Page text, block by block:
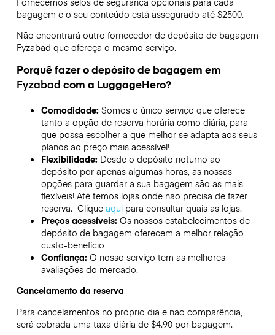
bagagem e o seu conteúdo está assegurado até $2500.
Não encontrará outro fornecedor de depósito de bagagem
Fyzabad que ofereça o mesmo serviço.
Porquê fazer o depósito de bagagem em
Fyzabad com a LuggageHero?
Comodidade: Somos o único serviço que oferece
tanto a opção de reserva horária como diária, para
que possa escolher a que melhor se adapta aos seus
planos ao preço mais acessível!
Flexibilidade: Desde o depósito noturno ao
depósito por apenas algumas horas, as nossas
opções para guardar a sua bagagem são as mais
flexíveis! Até temos lojas onde não precisa de fazer
reserva. Clique aquipara consultar quais as lojas.
Preços acessíveis: Os nossos estabelecimentos de
depósito de bagagem oferecem a melhor relação
custo-benefício
Confiança: O nosso serviço tem as melhores
avaliações do mercado.
Cancelamento da reserva
Para cancelamentos no próprio dia e não comparência,
será cobrada uma taxa diária de $4.90 por bagagem.